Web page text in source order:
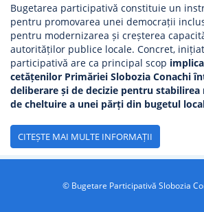
Bugetarea participativă constituie un
pentru promovarea unei democrații
pentru modernizarea și creșterea
autorităților publice locale. Concret,
participativă are ca principal scop
cetățenilor Primăriei Slobozia Conachi
deliberare și de decizie pentru
de cheltuire a unei părți din bugetul
CITEȘTE MAI MULTE INFORMAȚII
© Bugetare Participativă Slobozia